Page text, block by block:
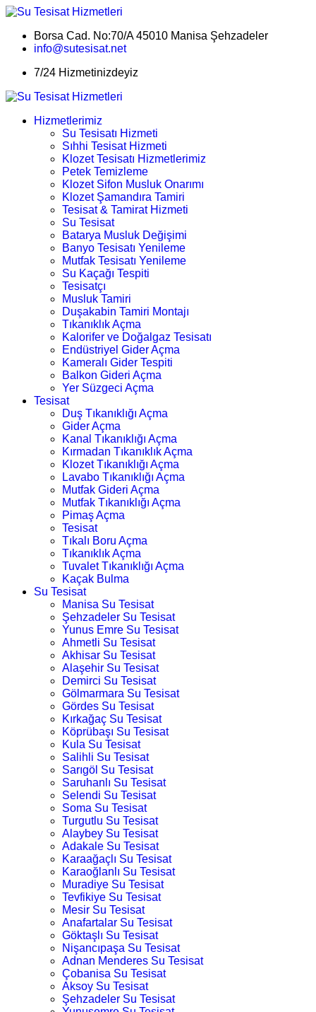
Borsa Cad. No:70/A 45010 Manisa Şehzadeler
info@sutesisat.net
7/24 Hizmetinizdeyiz
Hizmetlerimiz
Su Tesisatı Hizmeti
Sıhhi Tesisat Hizmeti
Klozet Tesisatı Hizmetlerimiz
Petek Temizleme
Klozet Sifon Musluk Onarımı
Klozet Şamandıra Tamiri
Tesisat & Tamirat Hizmeti
Su Tesisat
Batarya Musluk Değişimi
Banyo Tesisatı Yenileme
Mutfak Tesisatı Yenileme
Su Kaçağı Tespiti
Tesisatçı
Musluk Tamiri
Duşakabin Tamiri Montajı
Tıkanıklık Açma
Kalorifer ve Doğalgaz Tesisatı
Endüstriyel Gider Açma
Kameralı Gider Tespiti
Balkon Gideri Açma
Yer Süzgeci Açma
Tesisat
Duş Tıkanıklığı Açma
Gider Açma
Kanal Tıkanıklığı Açma
Kırmadan Tıkanıklık Açma
Klozet Tıkanıklığı Açma
Lavabo Tıkanıklığı Açma
Mutfak Gideri Açma
Mutfak Tıkanıklığı Açma
Pimaş Açma
Tesisat
Tıkalı Boru Açma
Tıkanıklık Açma
Tuvalet Tıkanıklığı Açma
Kaçak Bulma
Su Tesisat
Manisa Su Tesisat
Şehzadeler Su Tesisat
Yunus Emre Su Tesisat
Ahmetli Su Tesisat
Akhisar Su Tesisat
Alaşehir Su Tesisat
Demirci Su Tesisat
Gölmarmara Su Tesisat
Gördes Su Tesisat
Kırkağaç Su Tesisat
Köprübaşı Su Tesisat
Kula Su Tesisat
Salihli Su Tesisat
Sarıgöl Su Tesisat
Saruhanlı Su Tesisat
Selendi Su Tesisat
Soma Su Tesisat
Turgutlu Su Tesisat
Alaybey Su Tesisat
Adakale Su Tesisat
Karaağaçlı Su Tesisat
Karaoğlanlı Su Tesisat
Muradiye Su Tesisat
Tevfikiye Su Tesisat
Mesir Su Tesisat
Anafartalar Su Tesisat
Göktaşlı Su Tesisat
Nişancıpaşa Su Tesisat
Adnan Menderes Su Tesisat
Çobanisa Su Tesisat
Aksoy Su Tesisat
Şehzadeler Su Tesisat